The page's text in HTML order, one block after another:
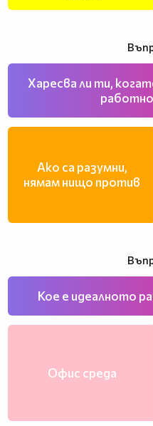
Харесва ли ти,
Ако са разумни,
нямам нищо против
Кое е идеалното
Офис среда